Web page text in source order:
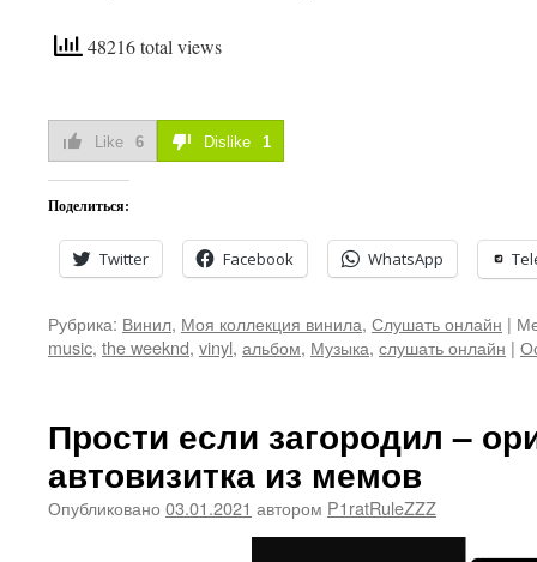
48216 total views
Like 6 Dislike 1
Поделиться:
Twitter Facebook WhatsApp
Рубрика: Винил, Моя коллекция винила, Слушать онлайн |
music, the weeknd, vinyl, альбом, Музыка, слушать онлайн |
Прости если загородил –
автовизитка из мемов
Опубликовано 03.01.2021 автором P1ratRuleZZZ